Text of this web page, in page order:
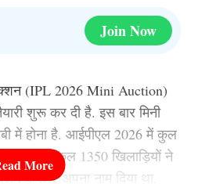
Join Now
(IPL 2026 Mini Auction)
शुरू कर दी है. इस बार मिनी
में होना है. आईपीएल 2026 में कुल
वाली है, कुल 1350 खिलाड़ियों ने
के लिए अपना नाम दिया था,